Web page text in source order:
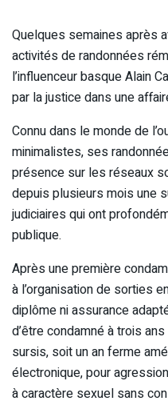
Quelques semaines après
activités de randonnées
l’influenceur basque Alain
par la justice dans une
Connu dans le monde de
minimalistes, ses
présence sur les réseaux
depuis plusieurs mois une
judiciaires qui ont
publique.
Après une première
à l’organisation de sorties
diplôme ni assurance
d’être condamné à trois
sursis, soit un an ferme
électronique, pour
à caractère sexuel sans